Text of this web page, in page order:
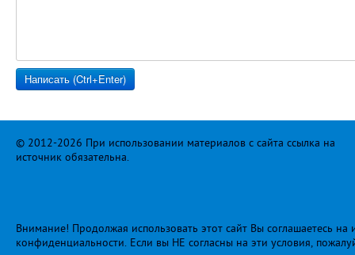
© 2012-2026 При использовании материалов с сайта ссылка на
источник обязательна.
Внимание! Продолжая использовать этот сайт Вы соглашаетесь
конфиденциальности. Если вы НЕ согласны на эти условия,